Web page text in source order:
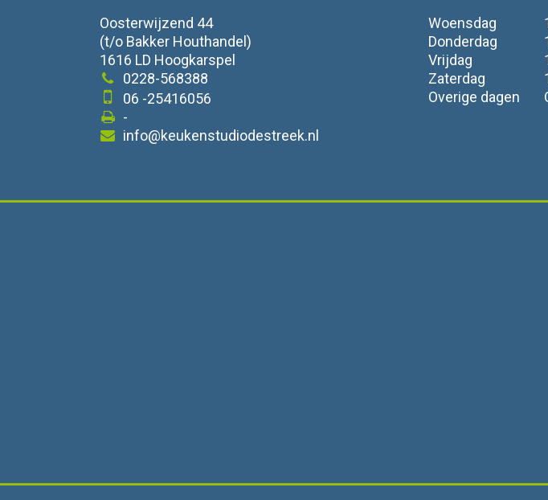
Oosterwijzend 44
(t/o Bakker Houthandel)
1616 LD Hoogkarspel
0228-568388
06 -25416056
-
info@keukenstudiodestreek.nl
Woensdag
Donderdag
Vrijdag
Zaterdag
Overige dagen